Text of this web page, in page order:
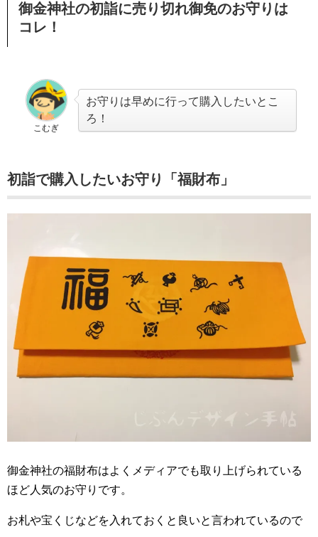
御金神社の初詣に売り切れ御免のお守りは
コレ！
こむぎ
お守りは早めに行って購入したいとこ
ろ！
初詣で購入したいお守り「福財布」
御金神社の福財布はよくメディアでも取り上げられている
ほど人気のお守りです。
お札や宝くじなどを入れておくと良いと言われているので